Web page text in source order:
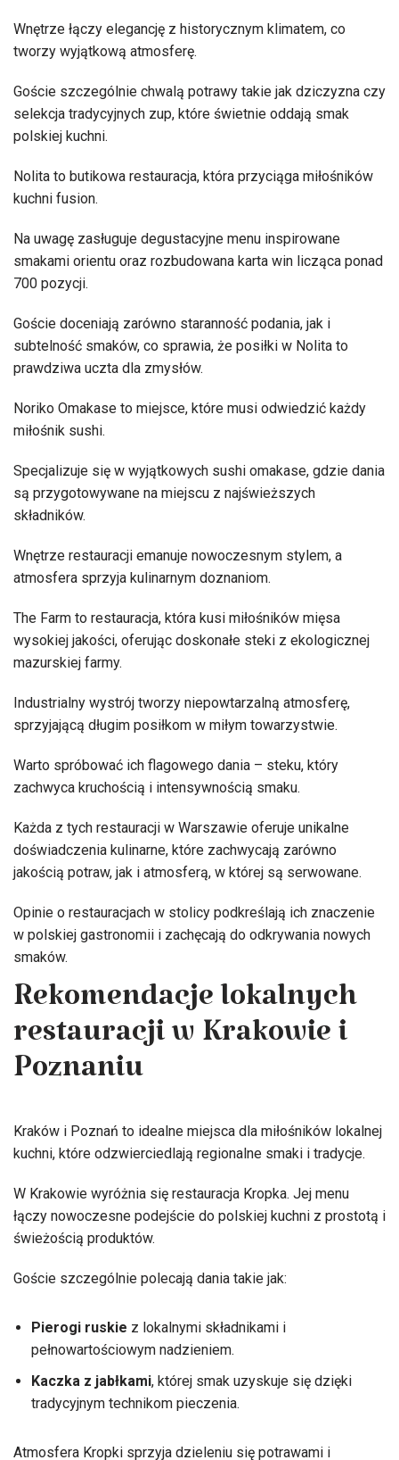
Wnętrze łączy elegancję z historycznym klimatem, co
tworzy wyjątkową atmosferę.
Goście szczególnie chwalą potrawy takie jak dziczyzna czy
selekcja tradycyjnych zup, które świetnie oddają smak
polskiej kuchni.
Nolita to butikowa restauracja, która przyciąga miłośników
kuchni fusion.
Na uwagę zasługuje degustacyjne menu inspirowane
smakami orientu oraz rozbudowana karta win licząca ponad
700 pozycji.
Goście doceniają zarówno staranność podania, jak i
subtelność smaków, co sprawia, że posiłki w Nolita to
prawdziwa uczta dla zmysłów.
Noriko Omakase to miejsce, które musi odwiedzić każdy
miłośnik sushi.
Specjalizuje się w wyjątkowych sushi omakase, gdzie dania
są przygotowywane na miejscu z najświeższych
składników.
Wnętrze restauracji emanuje nowoczesnym stylem, a
atmosfera sprzyja kulinarnym doznaniom.
The Farm to restauracja, która kusi miłośników mięsa
wysokiej jakości, oferując doskonałe steki z ekologicznej
mazurskiej farmy.
Industrialny wystrój tworzy niepowtarzalną atmosferę,
sprzyjającą długim posiłkom w miłym towarzystwie.
Warto spróbować ich flagowego dania – steku, który
zachwyca kruchością i intensywnością smaku.
Każda z tych restauracji w Warszawie oferuje unikalne
doświadczenia kulinarne, które zachwycają zarówno
jakością potraw, jak i atmosferą, w której są serwowane.
Opinie o restauracjach w stolicy podkreślają ich znaczenie
w polskiej gastronomii i zachęcają do odkrywania nowych
smaków.
Rekomendacje lokalnych
restauracji w Krakowie i
Poznaniu
Kraków i Poznań to idealne miejsca dla miłośników lokalnej
kuchni, które odzwierciedlają regionalne smaki i tradycje.
W Krakowie wyróżnia się restauracja Kropka. Jej menu
łączy nowoczesne podejście do polskiej kuchni z prostotą i
świeżością produktów.
Goście szczególnie polecają dania takie jak:
Pierogi ruskie z lokalnymi składnikami i
pełnowartościowym nadzieniem.
Kaczka z jabłkami, której smak uzyskuje się dzięki
tradycyjnym technikom pieczenia.
Atmosfera Kropki sprzyja dzieleniu się potrawami i